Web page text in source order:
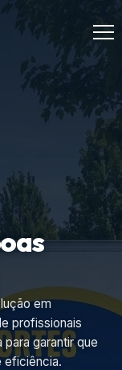
em
profissionais
garantir que
eficiência.